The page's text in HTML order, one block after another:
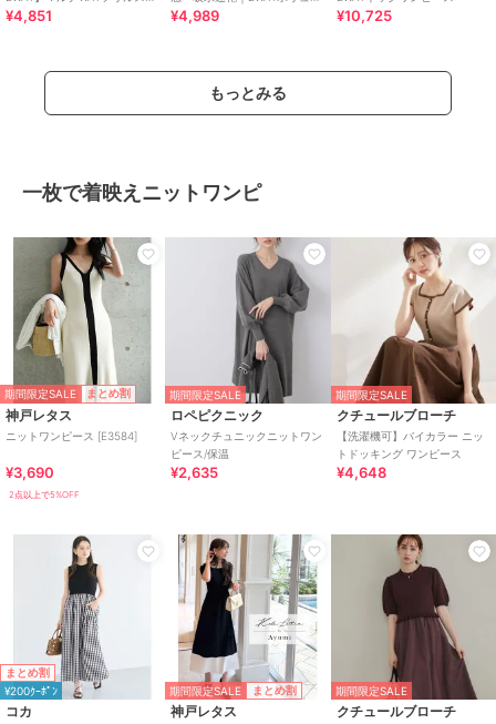
ェットワンピース
¥4,851
ムスリーブワンピース
¥4,989 ¥10,725
もっとみる
一枚で着映えニットワンピ
期間限定SALE まとめ割
神戸レタス
ニットワンピース [E3584]
¥3,690
2点以上で5%OFF
期間限定SALE
ロペピクニック
Vネックチュニックニットワン
ピース/保温
¥2,635
期間限定SALE
クチュールブローチ
【洗濯機可】バイカラー ニッ
トドッキング ワンピース
¥4,648
まとめ割
¥200ｸｰﾎﾟﾝ
コカ
期間限定SALE まとめ割
神戸レタス
期間限定SALE
クチュールブローチ